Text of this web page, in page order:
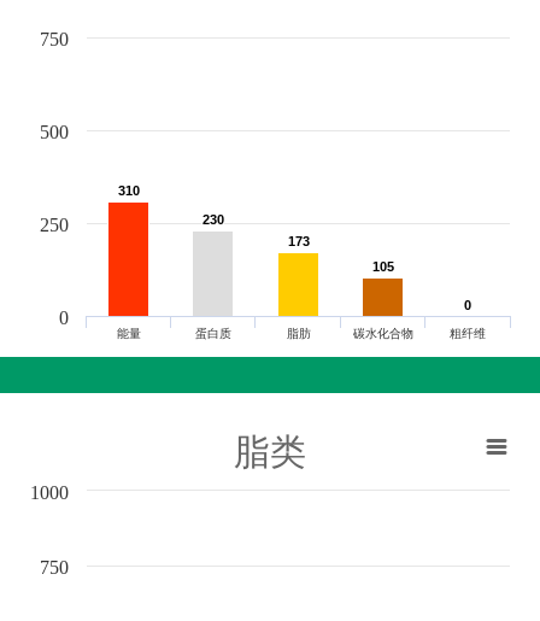
310
310
230
230
173
173
105
105
0
0
能量 蛋白质 脂肪 碳水化合物 粗纤维
0
250
500
750
脂类
750
1000